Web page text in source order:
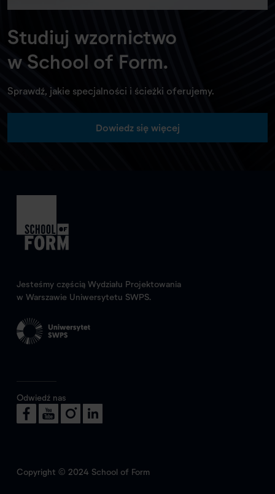
Studiuj wzornictwo
w School of Form.
Sprawdź, jakie specjalności i ścieżki oferujemy.
Dowiedz się więcej
Jesteśmy częścią Wydziału Projektowania
w Warszawie Uniwersytetu SWPS.
Odwiedź nas
Copyright © 2024 School of Form